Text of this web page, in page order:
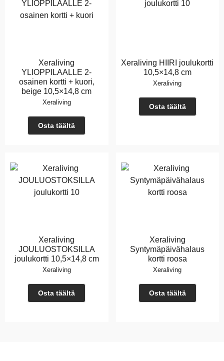
Xeraliving
YLIOPPILAALLE 2-
osainen kortti + kuori,
beige 10,5×14,8 cm
Xeraliving
Osta täältä
Xeraliving HIIRI joulukortti
10,5×14,8 cm
Xeraliving
Osta täältä
Xeraliving
JOULUOSTOKSILLA
joulukortti 10,5×14,8 cm
Xeraliving
Osta täältä
Xeraliving
Syntymäpäivähalaus
kortti roosa
Xeraliving
Osta täältä